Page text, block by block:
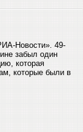
Новости». 49-
забыл один
которая
которые были в